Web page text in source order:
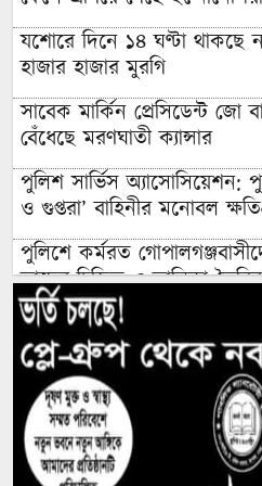
যশোরে দিনে ১৪ ঘণ্টা থাকছে
হাজার হাজার মুরগি
সাবেক মার্কিন প্রেসিডেন্ট জো
বেঁধেছে মরণঘাতী ক্যান্সার
পুলিশ সার্ভিস অ্যাসোসিয়েশন:
ও গুপ্তরা’ বাহিনীর মনোবল
পুলিশে কর্মরত
তাদের চিহ্নিত ও তালিকা
এমপির
বিদেশি ত্রাণের লোভে ৯ বছর
হাজার হাজার বাংলাদেশি
পাসপোর্ট করতে গিয়ে
এক সপ্তাহে ডিমের দাম
টাকায়: সিন্ডিকেট ভাঙবে কে?